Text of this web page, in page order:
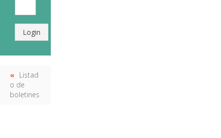
Login
Listad
o de
boletines